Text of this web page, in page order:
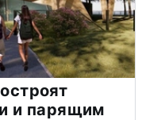
и парящим